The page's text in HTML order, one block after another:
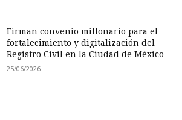
Firman convenio millonario para el
fortalecimiento y digitalización del
Registro Civil en la Ciudad de México
25/06/2026